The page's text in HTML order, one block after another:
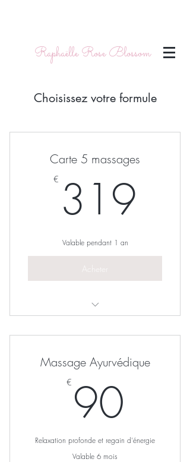
Raphaëlle Rose Blossom
Choisissez votre formule
Carte 5 massages
€ 319
Valable pendant 1 an
Acheter
Massage Ayurvédique
€ 90
Relaxation profonde et regain d'énergie
Valable 6 mois